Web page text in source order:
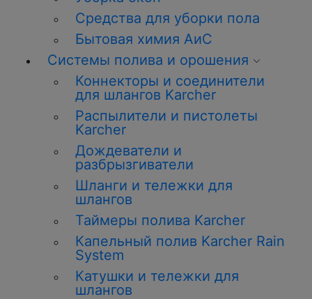
Средства для уборки пола
Бытовая химия АиС
Системы полива и орошения
Коннекторы и соединители
для шлангов Karcher
Распылители и пистолеты
Karcher
Дождеватели и
разбрызгиватели
Шланги и тележки для
шлангов
Таймеры полива Karcher
Капельный полив Karcher Rain
System
Катушки и тележки для
шлангов